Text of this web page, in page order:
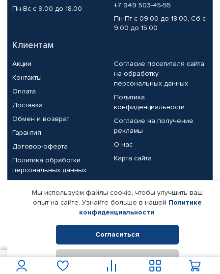
Пн-Вс с 9.00 до 18.00
+7 949 503-45-55
Пн-Пт с 09.00 до 18.00, Сб с
9.00 до 15.00
Клиентам
Акции
Контакты
Оплата
Доставка
Обмен и возврат
Гарантия
Договор-оферта
Политика обработки
персональных данных
Согласие посетителя сайта
на обработку
персональных данных
Политика
конфиденциальности
Согласие на получение
рекламы
О нас
Карта сайта
Партнерам
Корпоративным клиентам
Поставщикам
Реквизиты компании
© КАМАЗ ЦЕНТР ДОНЕЦК, 2015-2026. Все права защищены.
Интернет-магазин автомобильных товаров Автопрофи.
Мы используем файлы cookie, чтобы улучшить ваш
опыт на сайте. Узнайте больше в нашей Политике
конфиденциальности.
Согласиться
Отклонить
В корзину